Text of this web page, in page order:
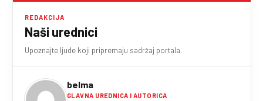
REDAKCIJA
Naši urednici
Upoznajte ljude koji pripremaju sadržaj portala.
belma
GLAVNA UREDNICA I AUTORICA